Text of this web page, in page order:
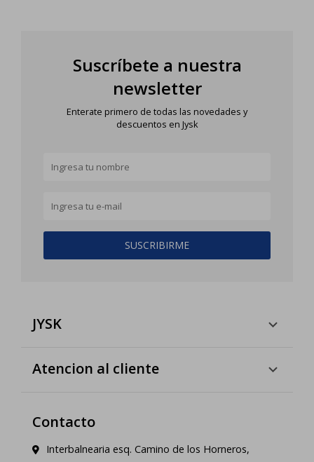
Suscríbete a nuestra
newsletter
Enterate primero de todas las novedades y
descuentos en Jysk
SUSCRIBIRME
JYSK
Atencion al cliente
Contacto
Interbalnearia esq. Camino de los Horneros,